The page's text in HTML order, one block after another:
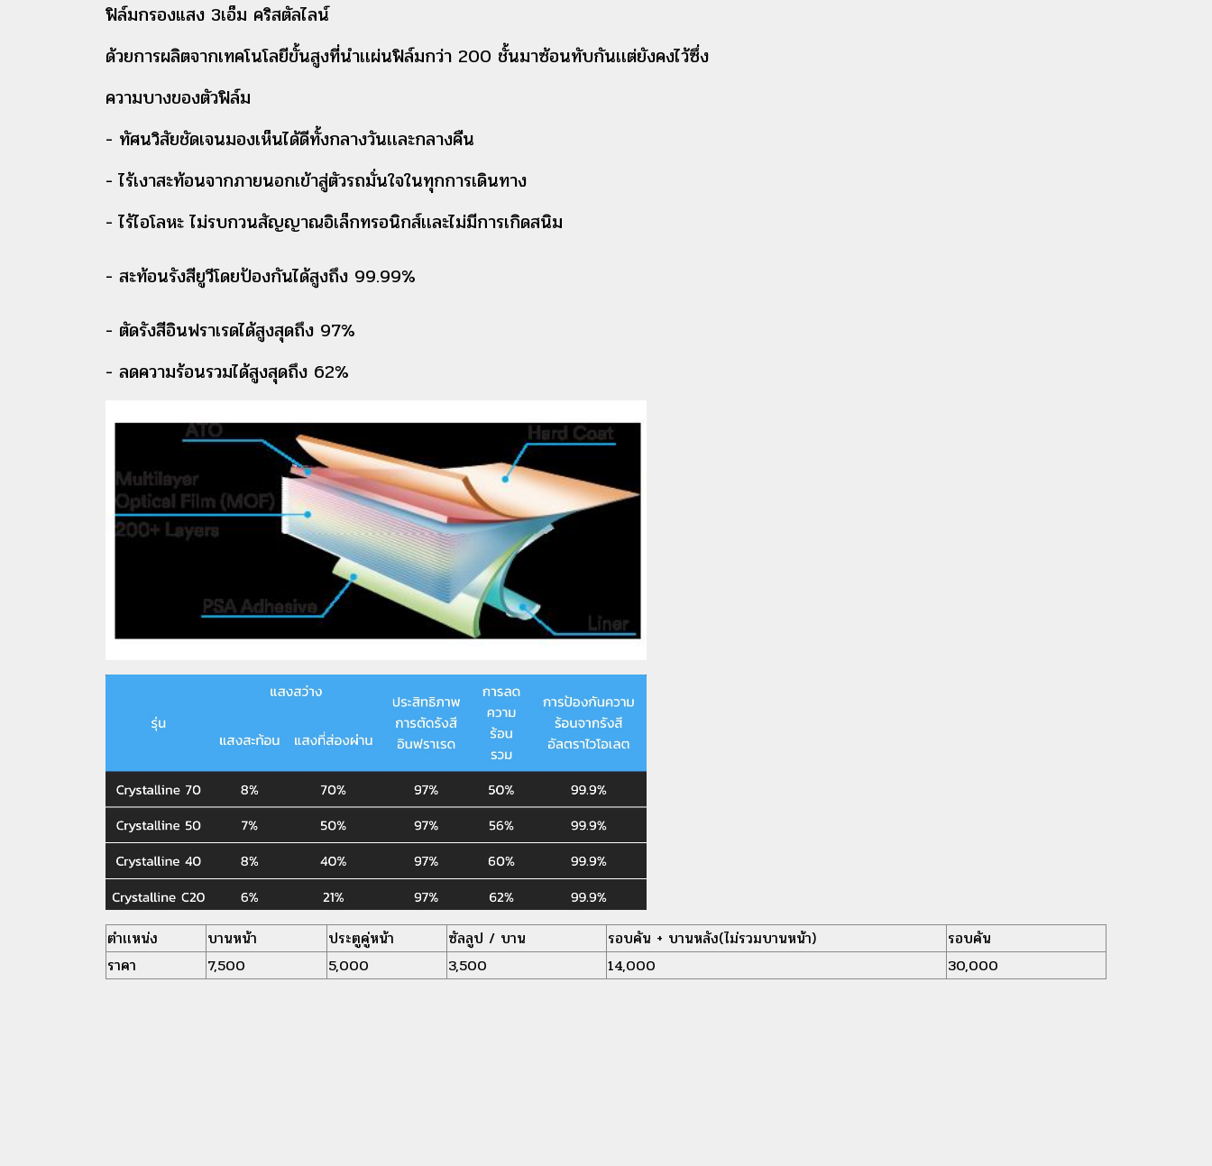
ฟิล์มกรองแสง 3เอ็ม คริสตัลไลน์
ด้วยการผลิตจากเทคโนโลยีขั้นสูงที่นำเเผ่นฟิล์มกว่า 200 ชั้นมาซ้อนทับกันเเต่ยังคงไว้ซึ่ง
ความบางของตัวฟิล์ม
- ทัศนวิสัยชัดเจนมองเห็นได้ดีทั้งกลางวันเเละกลางคืน
- ไร้เงาสะท้อนจากภายนอกเข้าสู่ตัวรถมั่นใจในทุกการเดินทาง
- ไร้ไอโลหะ ไม่รบกวนสัญญาณอิเล็กทรอนิกส์เเละไม่มีการเกิดสนิม
- สะท้อนรังสียูวีโดยป้องกันได้สูงถึง 99.99%
- ตัดรังสีอินฟราเรดได้สูงสุดถึง 97%
- ลดความร้อนรวมได้สูงสุดถึง 62%
ตำเเหน่ง บานหน้า ประตูคู่หน้า ซัลลูป / บาน รอบคัน + บานหลัง(ไม่รวมบานหน้า)
รอบคัน
ราคา
7,500 5,000 3,500 14,000 30,000